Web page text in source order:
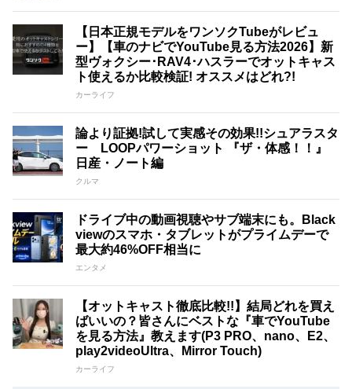
【日本正規モデルをワンソクTubeがレビュ
ー】【車のナビでYouTube見る方法2026】新
型ヴォクシー･RAV4･ハスラーでオットキャス
ト使えるか比較検証! オススメはどれ?!
カーライフ
論より証拠!試して実感その効果!!シュアラスタ
ー LOOPパワーショット 『ザ・体感！！』
日産・ノート編
クルマ
ドライブ中の動画視聴やサブ端末にも。Black
viewのスマホ・タブレットがプライムデーで
最大約46%OFF相当に
エンタメ
【オットキャスト徹底比較!!】結局どれを買え
ばいいの？皆さんにベストな『車でYouTube
を見る方法』教えます(P3 PRO、nano、E2、
play2videoUltra、Mirror Touch)
カーライフ